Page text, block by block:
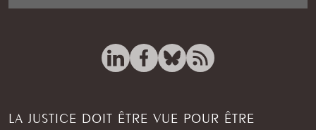
LA JUSTICE DOIT ÊTRE VUE POUR ÊTRE